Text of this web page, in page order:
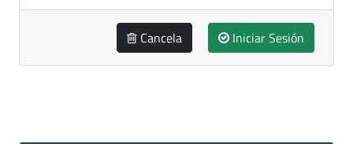
Cancela Iniciar Sesión